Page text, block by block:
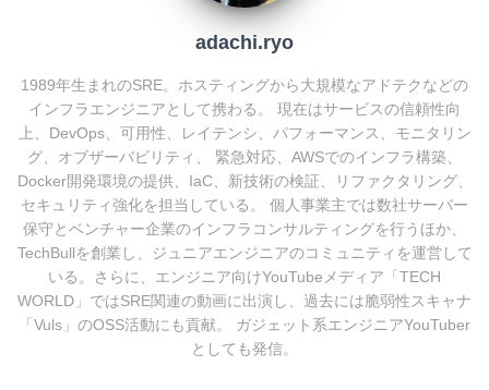
adachi.ryo
1989年生まれのSRE。ホスティングから大規模なアドテクなどの
インフラエンジニアとして携わる。 現在はサービスの信頼性向
上、DevOps、可用性、レイテンシ、パフォーマンス、モニタリン
グ、オブザーバビリティ、 緊急対応、AWSでのインフラ構築、
Docker開発環境の提供、IaC、新技術の検証、リファクタリング、
セキュリティ強化を担当している。 個人事業主では数社サーバー
保守とベンチャー企業のインフラコンサルティングを行うほか、
TechBullを創業し、ジュニアエンジニアのコミュニティを運営して
いる。さらに、エンジニア向けYouTubeメディア「TECH
WORLD」ではSRE関連の動画に出演し、過去には脆弱性スキャナ
「Vuls」のOSS活動にも貢献。 ガジェット系エンジニアYouTuber
としても発信。